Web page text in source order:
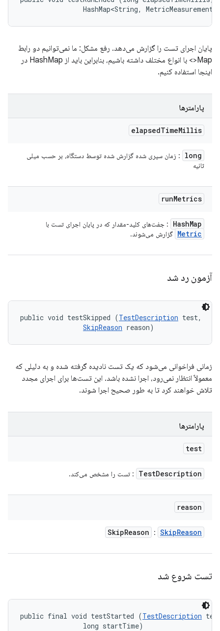
HashMap<String,
پایان اجرای تست را گزارش می‌دهد. رفع مشکل: ما نمی‌توانیم دو رابط
Map<> با انواع مختلف داشته باشیم، بنابراین باید از HashMap در
اینجا استفاده کنیم.
پارامترها
elapsedTimeMillis
long
: زمان سپری شده گزارش شده توسط دستگاه، بر حسب میلی
ثانیه
runMetrics
HashMap : جفت‌های کلید-مقدار که در پایان اجرای تست با
Metric گزارش می‌شوند.
آزمون رد شد
public void testSkipped (TestDescription test,
SkipReason reason)
زمانی فراخوانی می‌شود که یک تست نادیده گرفته شده و به دلیلی که
معمولاً انتظار نمی‌رود، اجرا نشده باشد. این تست‌ها برای اجرای مجدد
تلاش خواهند کرد تا به طور صحیح اجرا شوند.
پارامترها
test
TestDescription : تست را مشخص می‌کند.
reason
SkipReason : SkipReason
تست شروع شد
public final void testStarted (TestDescription
                long startTime)